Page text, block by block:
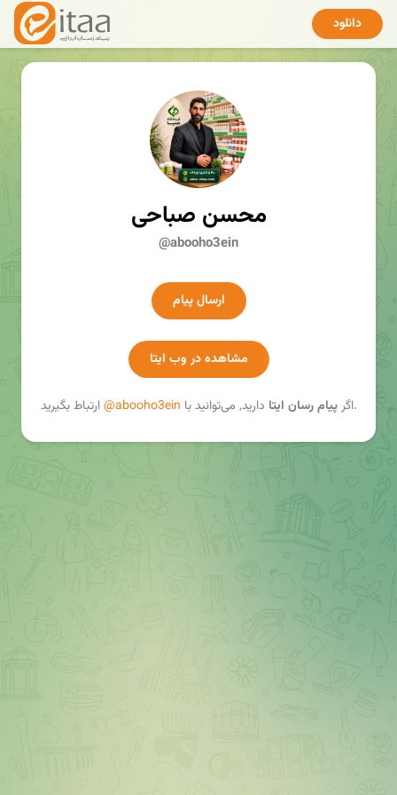
دانلود
محسن صباحی
@abooho3ein
ارسال پیام
مشاهده در وب ایتا
اگرپیام رسان ایتا دارید, می‌توانید با @abooho3ein ارتباط بگیرید.